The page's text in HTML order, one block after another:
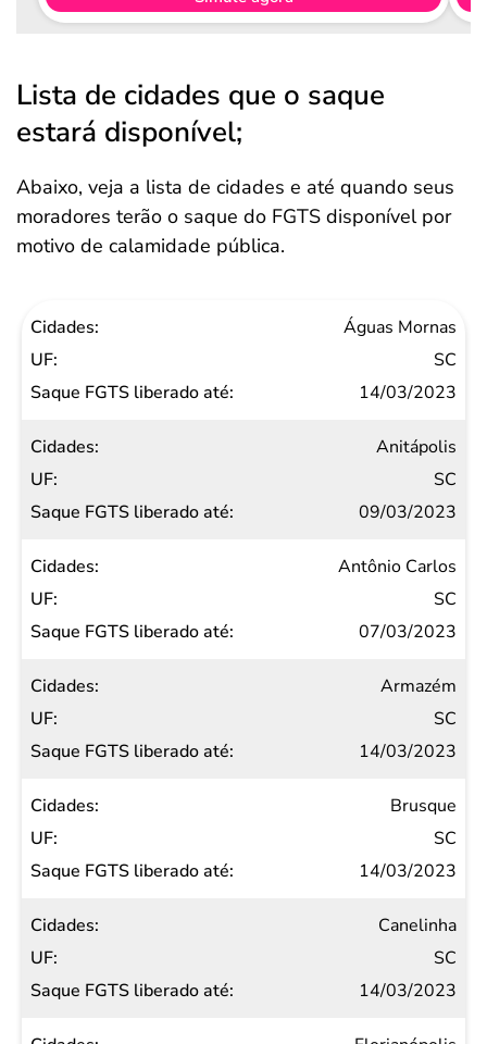
Lista de cidades que o saque
estará disponível;
Abaixo, veja a lista de cidades e até quando seus
moradores terão o saque do FGTS disponível por
motivo de calamidade pública.
Cidades
UF
Saque
liberado
Águas Mornas
SC
14/03/2023
Anitápolis
SC
09/03/2023
Antônio Carlos
SC
07/03/2023
Armazém
SC
14/03/2023
Brusque
SC
14/03/2023
Canelinha
SC
14/03/2023